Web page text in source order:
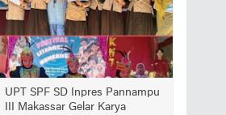
UPT SPF SD Inpres Pannampu
III Makassar Gelar Karya